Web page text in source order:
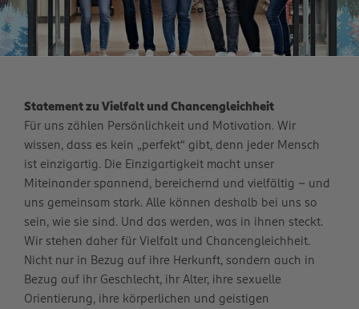
Statement zu Vielfalt und Chancengleichheit
Für uns zählen Persönlichkeit und Motivation. Wir
wissen, dass es kein „perfekt“ gibt, denn jeder Mensch
ist einzigartig. Die Einzigartigkeit macht unser
Miteinander spannend, bereichernd und vielfältig – und
uns gemeinsam stark. Alle können deshalb bei uns so
sein, wie sie sind. Und das werden, was in ihnen steckt.
Wir stehen daher für Vielfalt und Chancengleichheit.
Nicht nur in Bezug auf ihre Herkunft, sondern auch in
Bezug auf ihr Geschlecht, ihr Alter, ihre sexuelle
Orientierung, ihre körperlichen und geistigen